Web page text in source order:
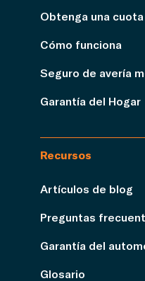
Obtenga una
Cómo funciona
Seguro de avería
Garantía del Hogar
Recursos
Artículos de blog
Preguntas
Garantía del
Glosario